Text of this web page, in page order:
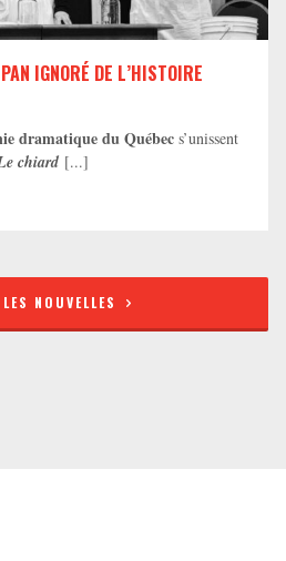
IGNORÉ DE L’HISTOIRE
dramatique du Québec s’unissent
chiard [...]
NOUVELLES